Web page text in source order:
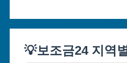
💡보조금24 지역별